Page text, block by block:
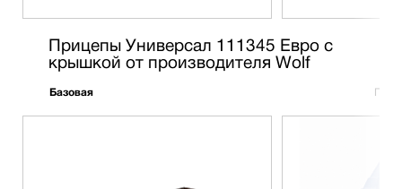
Прицепы Универсал 111345 Евро с
крышкой от производителя Wolf
Базовая